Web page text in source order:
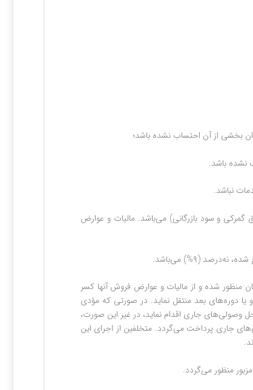
بخشی از آن احتساب نشده ‏باشد؛
نشده باشد.
نباشد.
(موضوع ماده ‌(۱۴) قانون امور گمرکی مصوب ۱۳۹۰/۸/۲۲) و حقوق ‏ورودی (حقوق گمرکی و سود بازرگانی) می‌باشد. مالیات و عوارض
منظور شده‌ و از مالیات و عوارض فروش آنها کسر
یا دوره‌های بعد منتقل نماید. در صورتی که مؤدی
وصولی‌های جاری اقدام نماید، در غیر این صورت،
وصولی‌های جاری پرداخت می‌گردد.‏ متخلفین از اجرای این